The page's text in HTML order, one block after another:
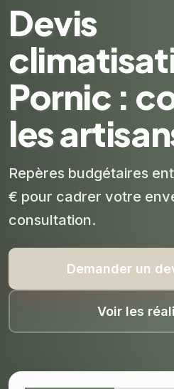
Devis
Pornic :
les
Repères budgétaires
€ pour cadrer votre
consultation.
Demander un
Voir les